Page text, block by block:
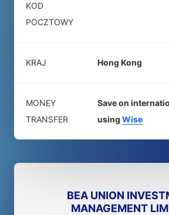
KOD
POCZTOWY
KRAJ Hong Kong
MONEY
TRANSFER
Save on
using Wise
BEA UNION
MANAGEMENT